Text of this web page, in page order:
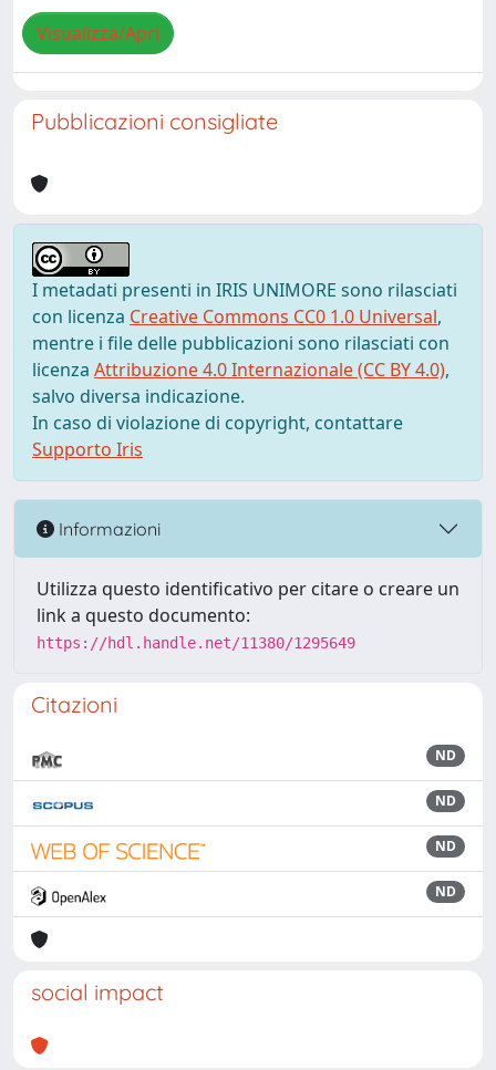
Visualizza/Apri
Pubblicazioni consigliate
I metadati presenti in IRIS UNIMORE sono rilasciati
con licenza Creative Commons CC0 1.0 Universal,
mentre i file delle pubblicazioni sono rilasciati con
licenza Attribuzione 4.0 Internazionale (CC BY 4.0),
salvo diversa indicazione.
In caso di violazione di copyright, contattare
Supporto Iris
Informazioni
Utilizza questo identificativo per citare o creare un
link a questo documento:
https://hdl.handle.net/11380/1295649
Citazioni
ND
ND
ND
ND
social impact